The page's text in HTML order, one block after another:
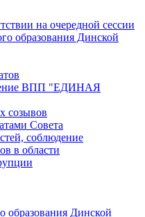
на очередной сессии
образования Динской
ВПП "ЕДИНАЯ
созывов
Совета
соблюдение
в области
образования Динской